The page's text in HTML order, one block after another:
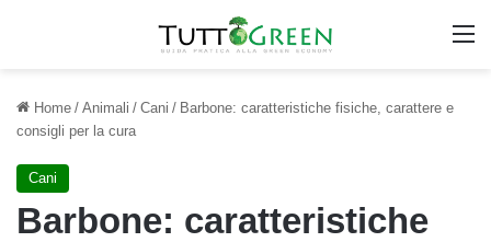
Home / Animali / Cani / Barbone: caratteristiche fisiche, carattere e
consigli per la cura
Cani
Barbone: caratteristiche